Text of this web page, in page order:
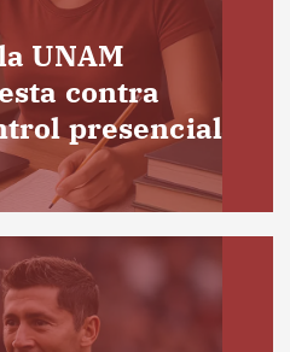
UNAM
contra
presencial